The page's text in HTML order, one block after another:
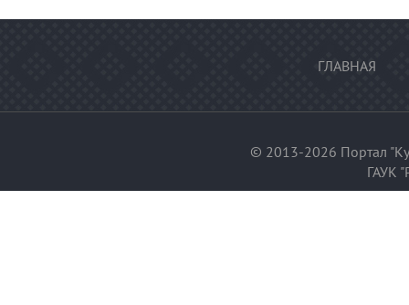
ГЛАВНАЯ
© 2013-2026 Портал
ГАУК